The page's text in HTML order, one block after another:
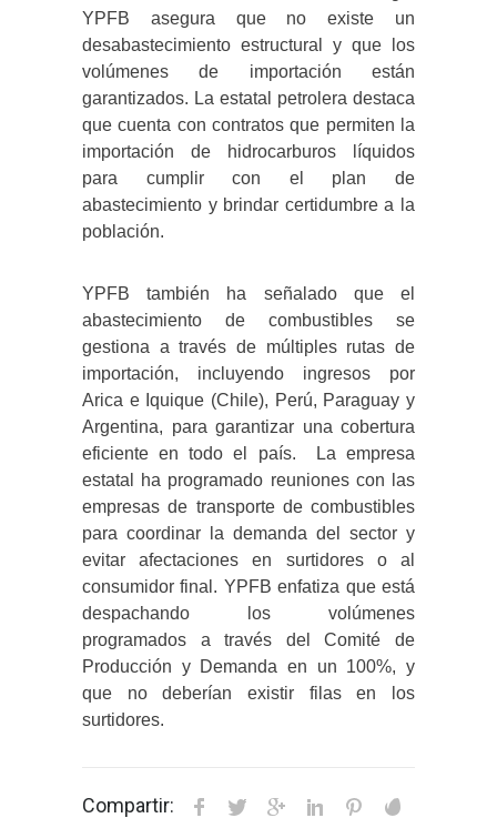
YPFB asegura que no existe un
desabastecimiento estructural y que los
volúmenes de importación están
garantizados. La estatal petrolera destaca
que cuenta con contratos que permiten la
importación de hidrocarburos líquidos
para cumplir con el plan de
abastecimiento y brindar certidumbre a la
población.
YPFB también ha señalado que el
abastecimiento de combustibles se
gestiona a través de múltiples rutas de
importación, incluyendo ingresos por
Arica e Iquique (Chile), Perú, Paraguay y
Argentina, para garantizar una cobertura
eficiente en todo el país.
La empresa
estatal ha programado reuniones con las
empresas de transporte de combustibles
para coordinar la demanda del sector y
evitar afectaciones en surtidores o al
consumidor final. YPFB enfatiza que está
despachando los volúmenes
programados a través del Comité de
Producción y Demanda en un 100%, y
que no deberían existir filas en los
surtidores.
Compartir: